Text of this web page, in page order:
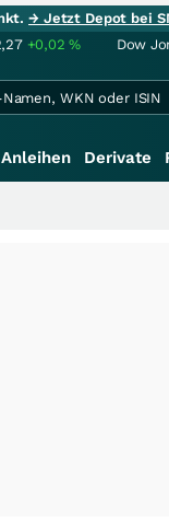
→ Jetzt Depot bei
+0,02% Dow
Anleihen Derivate